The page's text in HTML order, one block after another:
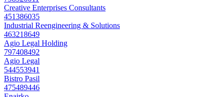
Creative Enterprises Consultants
451386035
Industrial Reengineering & Solutions
463218649
Agio Legal Holding
797408492
Agio Legal
544553941
Bistro Pasil
475489446